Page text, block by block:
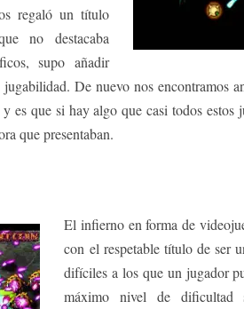
regaló un título
no destacaba
supo añadir
jugabilidad. De nuevo nos encontramos
es que si hay algo que casi todos estos
que presentaban.
El infierno en forma de
con el respetable título de ser
difíciles a los que un jugador
máximo nivel de